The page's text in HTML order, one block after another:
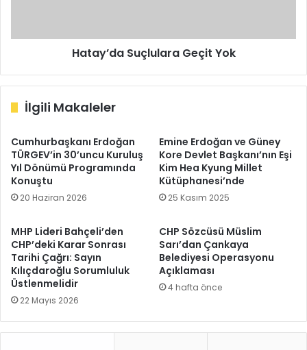
Hatay’da Suçlulara Geçit Yok
İlgili Makaleler
Cumhurbaşkanı Erdoğan
TÜRGEV’in 30’uncu Kuruluş
Yıl Dönümü Programında
Konuştu
20 Haziran 2026
Emine Erdoğan ve Güney
Kore Devlet Başkanı’nın Eşi
Kim Hea Kyung Millet
Kütüphanesi’nde
25 Kasım 2025
MHP Lideri Bahçeli’den
CHP’deki Karar Sonrası
Tarihi Çağrı: Sayın
Kılıçdaroğlu Sorumluluk
Üstlenmelidir
22 Mayıs 2026
CHP Sözcüsü Müslim
Sarı’dan Çankaya
Belediyesi Operasyonu
Açıklaması
4 hafta önce